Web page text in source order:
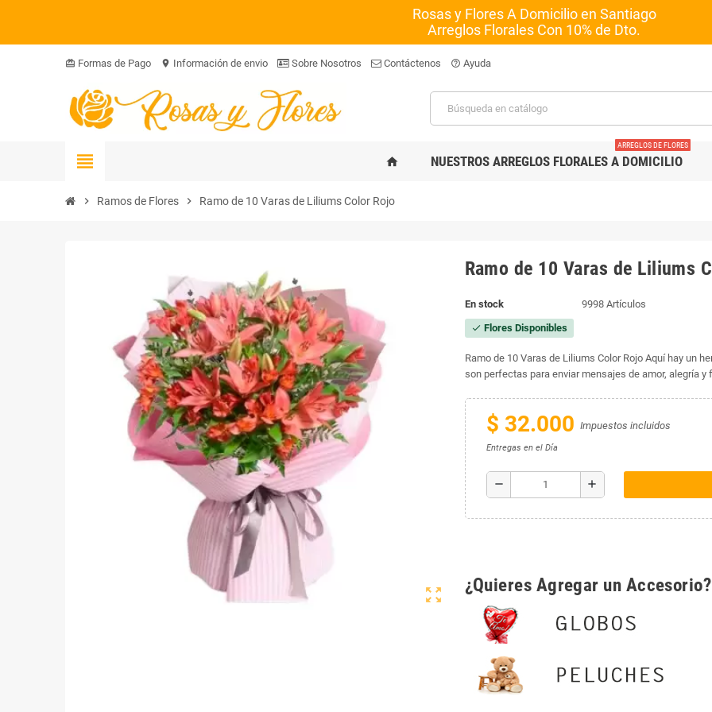
Rosas y Flores A Domicilio en Santiago
Arreglos Florales Con 10% de Dto.
card_giftcard Formas de Pago location_on Información de envio Sobre Nosotros Contáctenos help_outline Ayuda
view_headline home NUESTROS ARREGLOS FLORALES A DOMICILIO
ARREGLOS DE FLORES
chevron_right Ramos de Flores chevron_right Ramo de 10 Varas de Liliums Color Rojo
zoom_out_map
Ramo de 10 Varas de Liliums
En stock 9998 Artículos
check Flores Disponibles
Ramo de 10 Varas de Liliums Color Rojo Aquí hay un
son perfectas para enviar mensajes de amor, alegría y
$ 32.000 Impuestos incluidos
Entregas en el Día
remove add
¿Quieres Agregar un Accesorio?